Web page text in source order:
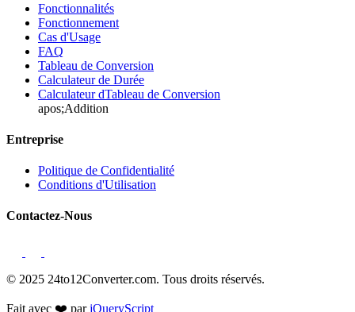
Fonctionnalités
Fonctionnement
Cas d'Usage
FAQ
Tableau de Conversion
Calculateur de Durée
Calculateur dTableau de Conversion
apos;Addition
Entreprise
Politique de Confidentialité
Conditions d'Utilisation
Contactez-Nous
© 2025 24to12Converter.com. Tous droits réservés.
Fait avec ❤️ parjQueryScript